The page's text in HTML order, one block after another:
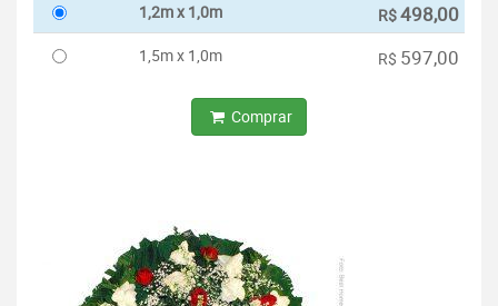
1,2m x 1,0m R$498,00
1,5m x 1,0m R$ 597,00
Comprar